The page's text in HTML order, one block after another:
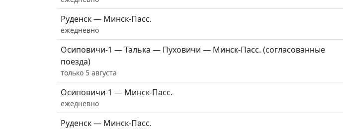
Руденск — Минск-Пасс.
ежедневно
Осиповичи-1 — Талька — Пуховичи — Минск-Пасс. (согласованные
поезда)
только 5 августа
Осиповичи-1 — Минск-Пасс.
ежедневно
Руденск — Минск-Пасс.